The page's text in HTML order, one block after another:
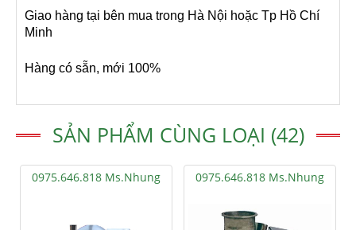
Giao hàng tại bên mua trong Hà Nội hoặc Tp Hồ Chí
Minh
Hàng có sẵn, mới 100%
SẢN PHẨM CÙNG LOẠI (42)
0975.646.818 Ms.Nhung 0975.646.818 Ms.Nhung